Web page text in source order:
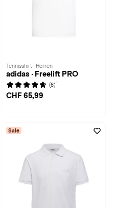
Tennisshirt · Herren
adidas · Freelift PRO
(6) 1
CHF 65,99
Sale